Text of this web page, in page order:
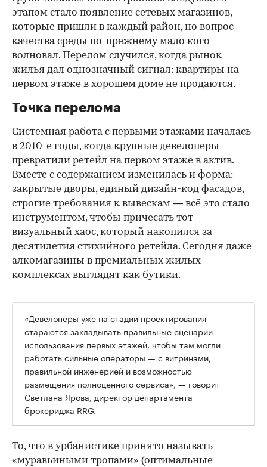
этапом стало появление сетевых магазинов,
которые пришли в каждый район, но вопрос
качества среды по-прежнему мало кого
волновал. Перелом случился, когда рынок
жилья дал однозначный сигнал: квартиры на
первом этаже в хорошем доме не продаются.
Точка перелома
Системная работа с первыми этажами началась
в 2010-е годы, когда крупные девелоперы
превратили ретейл на первом этаже в актив.
Вместе с содержанием изменилась и форма:
закрытые дворы, единый дизайн-код фасадов,
строгие требования к вывескам — всё это стало
инструментом, чтобы причесать тот
визуальный хаос, который накопился за
десятилетия стихийного ретейла. Сегодня даже
алкомагазины в премиальных жилых
комплексах выглядят как бутики.
00:00
«Девелоперы уже на стадии проектирования
стараются закладывать правильные сценарии
использования первых этажей, чтобы там могли
работать сильные операторы — с витринами,
правильной инженерией и возможностью
размещения полноценного сервиса», — говорит
Светлана Ярова, директор департамента
брокериджа RRG.
То, что в урбанистике принято называть
«муравьиными тропами» (оптимальные